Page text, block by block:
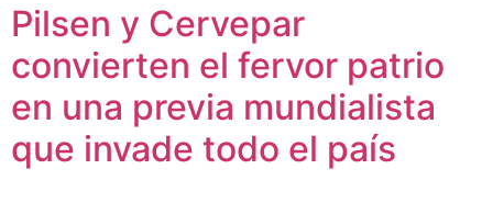
Pilsen y Cervepar
convierten el fervor patrio
en una previa mundialista
que invade todo el país